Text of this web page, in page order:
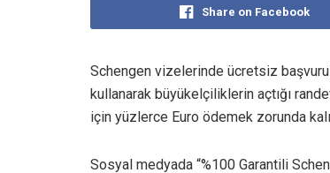
Share on Facebook
Schengen vizelerinde ücretsiz
kullanarak büyükelçiliklerin açtığı
için yüzlerce Euro ödemek zorunda
Sosyal medyada “%100 Garantili